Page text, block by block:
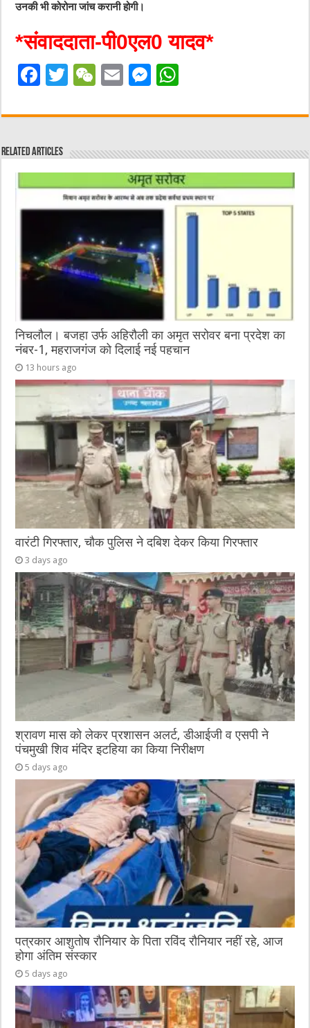
उनकी भी कोरोना जांच करानी होगी।
*संवाददाता-पी0एल0 यादव*
F
c
e
b
o
o
T
it
r
W
C
at
E
ai
M
ss
n
g
er
at
A
p
p
Related Articles
निचलौल। बजहा उर्फ अहिरौली का अमृत सरोवर बना प्रदेश का
नंबर-1, महराजगंज को दिलाई नई पहचान
13 hours ago
वारंटी गिरफ्तार, चौक पुलिस ने दबिश देकर किया गिरफ्तार
3 days ago
श्रावण मास को लेकर प्रशासन अलर्ट, डीआईजी व एसपी ने
पंचमुखी शिव मंदिर इटहिया का किया निरीक्षण
5 days ago
पत्रकार आशुतोष रौनियार के पिता रविंद रौनियार नहीं रहे, आज
होगा अंतिम संस्कार
5 days ago